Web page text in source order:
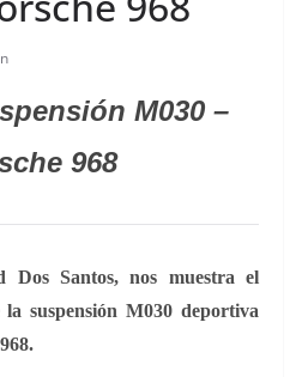
M030 –
968
Dos Santos,nos muestra el
suspensión M030 deportiva